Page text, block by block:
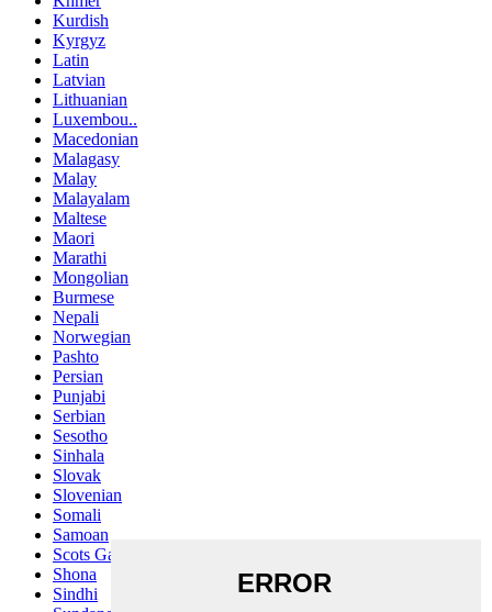
Kurdish
Kyrgyz
Latin
Latvian
Lithuanian
Luxembou..
Macedonian
Malagasy
Malay
Malayalam
Maltese
Maori
Marathi
Mongolian
Burmese
Nepali
Norwegian
Pashto
Persian
Punjabi
Serbian
Sesotho
Sinhala
Slovak
Slovenian
Somali
Samoan
Scots Gaelic
Shona
Sindhi